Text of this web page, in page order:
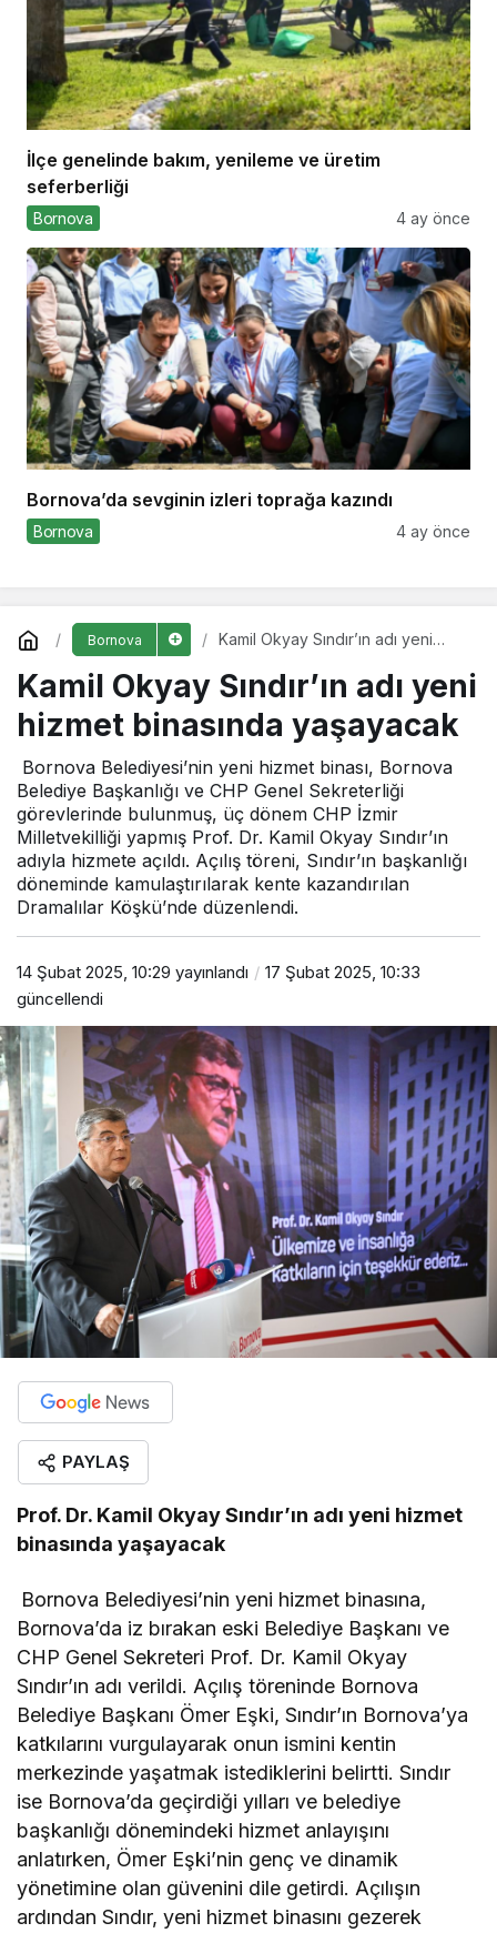
İlçe genelinde bakım, yenileme ve üretim
seferberliği
Bornova 4 ay önce
Bornova’da sevginin izleri toprağa kazındı
Bornova 4 ay önce
Bornova
Kamil Okyay Sındır’ın adı yeni
Kamil Okyay Sındır’ın adı yeni
hizmet binasında yaşayacak
Bornova Belediyesi’nin yeni hizmet binası, Bornova
Belediye Başkanlığı ve CHP Genel Sekreterliği
görevlerinde bulunmuş, üç dönem CHP İzmir
Milletvekilliği yapmış Prof. Dr. Kamil Okyay Sındır’ın
adıyla hizmete açıldı. Açılış töreni, Sındır’ın başkanlığı
döneminde kamulaştırılarak kente kazandırılan
Dramalılar Köşkü’nde düzenlendi.
14 Şubat 2025, 10:29 yayınlandı
17 Şubat 2025, 10:33
güncellendi
PAYLAŞ
Prof. Dr. Kamil Okyay Sındır’ın adı yeni hizmet
binasında yaşayacak
Bornova Belediyesi’nin yeni hizmet binasına,
Bornova’da iz bırakan eski Belediye Başkanı ve
CHP Genel Sekreteri Prof. Dr. Kamil Okyay
Sındır’ın adı verildi. Açılış töreninde Bornova
Belediye Başkanı Ömer Eşki, Sındır’ın Bornova’ya
katkılarını vurgulayarak onun ismini kentin
merkezinde yaşatmak istediklerini belirtti. Sındır
ise Bornova’da geçirdiği yılları ve belediye
başkanlığı dönemindeki hizmet anlayışını
anlatırken, Ömer Eşki’nin genç ve dinamik
yönetimine olan güvenini dile getirdi. Açılışın
ardından Sındır, yeni hizmet binasını gezerek